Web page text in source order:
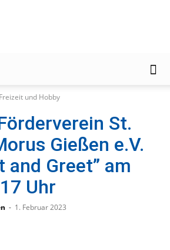
Zeitung
Freizeit und Hobby
St.
Gießen e.V.
and Greet” am
Uhr
- 1. Februar 2023